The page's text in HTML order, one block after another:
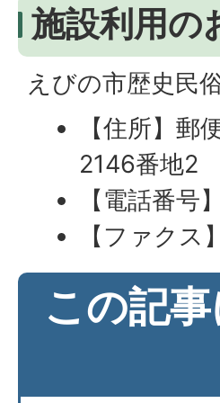
施設利用の
えびの市歴史民
【住所】
2146番地2
【電話番
【ファク
この記